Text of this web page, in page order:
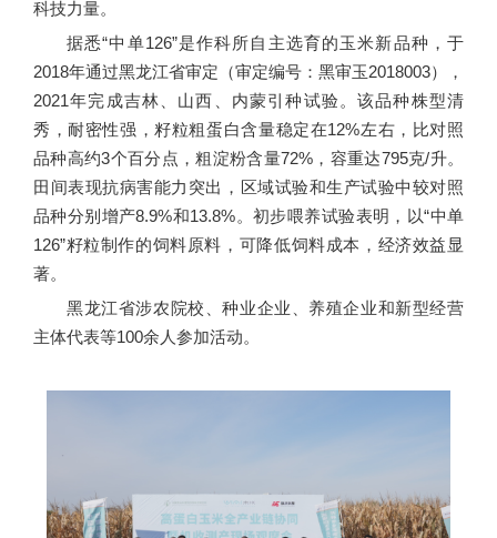
科技力量。
据悉“中单126”是作科所自主选育的玉米新品种，于
2018年通过黑龙江省审定（审定编号：黑审玉2018003），
2021年完成吉林、山西、内蒙引种试验。该品种株型清
秀，耐密性强，籽粒粗蛋白含量稳定在12%左右，比对照
品种高约3个百分点，粗淀粉含量72%，容重达795克/升。
田间表现抗病害能力突出，区域试验和生产试验中较对照
品种分别增产8.9%和13.8%。初步喂养试验表明，以“中单
126”籽粒制作的饲料原料，可降低饲料成本，经济效益显
著。
黑龙江省涉农院校、种业企业、养殖企业和新型经营
主体代表等100余人参加活动。